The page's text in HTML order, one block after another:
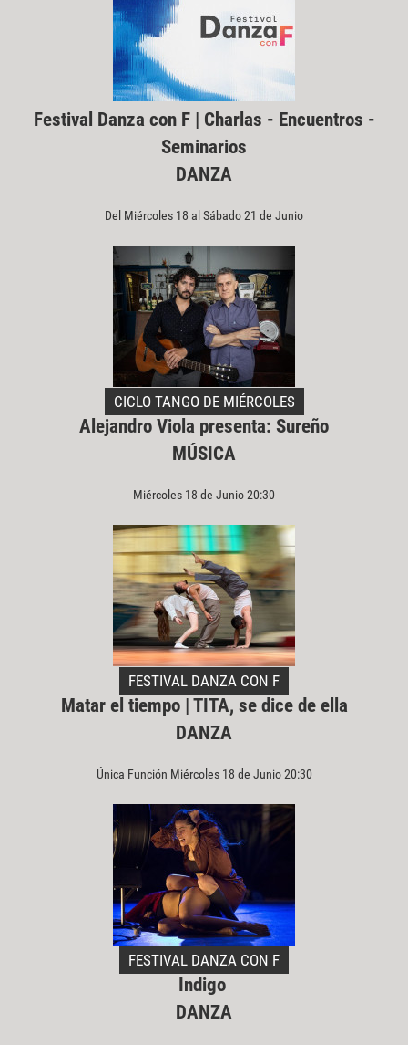
Festival Danza con F | Charlas - Encuentros -
Seminarios
DANZA
Del Miércoles 18 al Sábado 21 de Junio
CICLO TANGO DE MIÉRCOLES
Alejandro Viola presenta: Sureño
MÚSICA
Miércoles 18 de Junio 20:30
FESTIVAL DANZA CON F
Matar el tiempo | TITA, se dice de ella
DANZA
Única Función Miércoles 18 de Junio 20:30
FESTIVAL DANZA CON F
Indigo
DANZA